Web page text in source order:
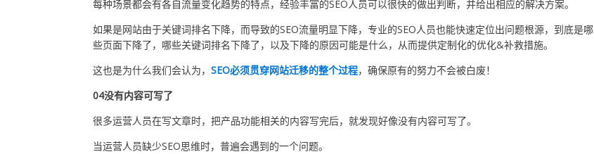
每种场景都会有各自流量变化趋势的特点，经验丰富的SEO人员可以很快的做出判断，并给出相应的解决方案。
如果是网站由于关键词排名下降，而导致的SEO流量明显下降，专业的SEO人员也能快速定位出问题根源，到底是哪
些页面下降了，哪些关键词排名下降了，以及下降的原因可能是什么，从而提供定制化的优化&补救措施。
这也是为什么我们会认为， SEO必须贯穿网站迁移的整个过程，确保原有的努力不会被白废！
04没有内容可写了
很多运营人员在写文章时，把产品功能相关的内容写完后，就发现好像没有内容可写了。
当运营人员缺少SEO思维时，普遍会遇到的一个问题。